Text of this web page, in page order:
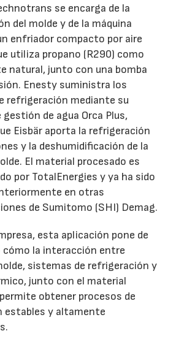
se encarga de la
del molde y de la máquina
enfriador compacto por aire
utiliza propano (R290) como
natural, junto con una bomba
Enesty suministra los
refrigeración mediante su
de agua Orca Plus,
Eisbär aporta la refrigeración
y la deshumidificación de la
El material procesado es
por TotalEnergies y ya ha sido
en otras
de Sumitomo (SHI) Demag.
esta aplicación pone de
la interacción entre
sistemas de refrigeración y
junto con el material
obtener procesos de
estables y altamente